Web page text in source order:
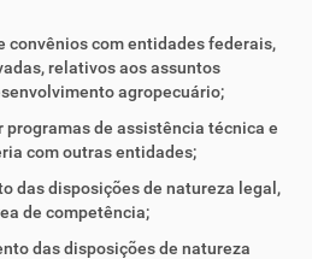
convênios com entidades federais,
relativos aos assuntos
agropecuário;
programas de assistência técnica e
com outras entidades;
das disposições de natureza legal,
de competência;
das disposições de natureza